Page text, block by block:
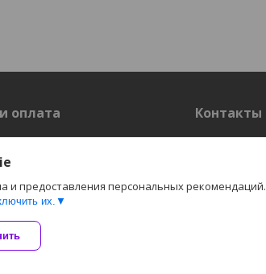
оплата Контакты
Контакты
и предоставления персональных рекомендаций.
их.
на контент